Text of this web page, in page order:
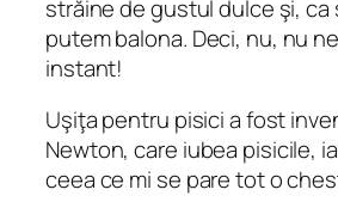
străine de gustul dulce şi, ca
putem balona. Deci, nu, nu
instant!
Uşiţa pentru pisici a fost
Newton, care iubea pisicile,
ceea ce mi se pare tot o